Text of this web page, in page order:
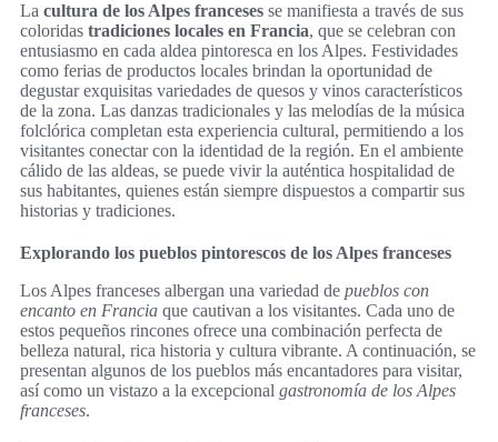
La cultura de los Alpes franceses se manifiesta a través de sus
coloridas tradiciones locales en Francia, que se celebran con
entusiasmo en cada aldea pintoresca en los Alpes. Festividades
como ferias de productos locales brindan la oportunidad de
degustar exquisitas variedades de quesos y vinos característicos
de la zona. Las danzas tradicionales y las melodías de la música
folclórica completan esta experiencia cultural, permitiendo a los
visitantes conectar con la identidad de la región. En el ambiente
cálido de las aldeas, se puede vivir la auténtica hospitalidad de
sus habitantes, quienes están siempre dispuestos a compartir sus
historias y tradiciones.
Explorando los pueblos pintorescos de los Alpes franceses
Los Alpes franceses albergan una variedad de pueblos con
encanto en Francia que cautivan a los visitantes. Cada uno de
estos pequeños rincones ofrece una combinación perfecta de
belleza natural, rica historia y cultura vibrante. A continuación, se
presentan algunos de los pueblos más encantadores para visitar,
así como un vistazo a la excepcional gastronomía de los Alpes
franceses.